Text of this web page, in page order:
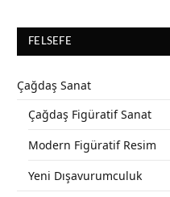
FELSEFE
Çağdaş Sanat
Çağdaş Figüratif Sanat
Modern Figüratif Resim
Yeni Dışavurumculuk